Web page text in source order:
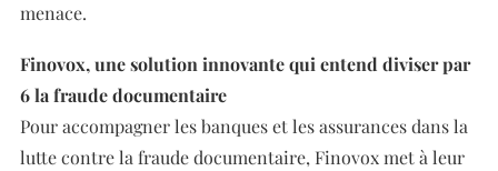
menace.
Finovox, une solution innovante qui entend diviser par
6 la fraude documentaire
Pour accompagner les banques et les assurances dans la
lutte contre la fraude documentaire, Finovox met à leur